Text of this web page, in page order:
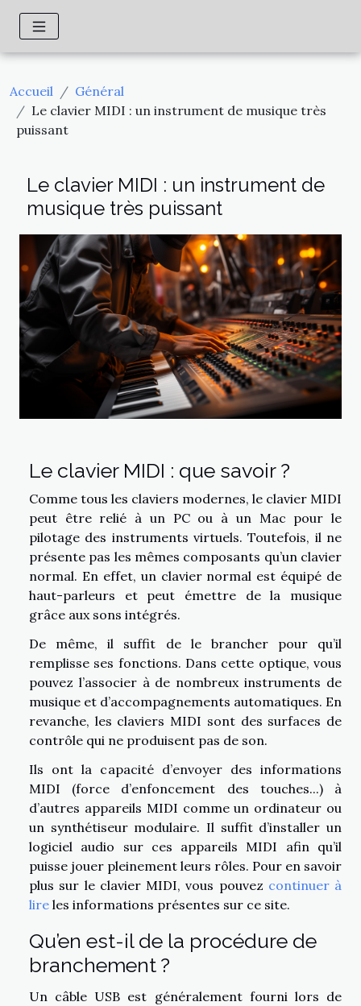
Accueil
Général
Le clavier MIDI : un instrument de musique très
puissant
Le clavier MIDI : un instrument de
musique très puissant
Le clavier MIDI : que savoir ?
Comme tous les claviers modernes, le clavier MIDI
peut être relié à un PC ou à un Mac pour le
pilotage des instruments virtuels. Toutefois, il ne
présente pas les mêmes composants qu’un clavier
normal. En effet, un clavier normal est équipé de
haut-parleurs et peut émettre de la musique
grâce aux sons intégrés.
De même, il suffit de le brancher pour qu’il
remplisse ses fonctions. Dans cette optique, vous
pouvez l’associer à de nombreux instruments de
musique et d’accompagnements automatiques. En
revanche, les claviers MIDI sont des surfaces de
contrôle qui ne produisent pas de son.
Ils ont la capacité d’envoyer des informations
MIDI (force d’enfoncement des touches...) à
d’autres appareils MIDI comme un ordinateur ou
un synthétiseur modulaire. Il suffit d’installer un
logiciel audio sur ces appareils MIDI afin qu’il
puisse jouer pleinement leurs rôles. Pour en savoir
plus sur le clavier MIDI, vous pouvez continuer à
lire les informations présentes sur ce site.
Qu’en est-il de la procédure de
branchement ?
Un câble USB est généralement fourni lors de